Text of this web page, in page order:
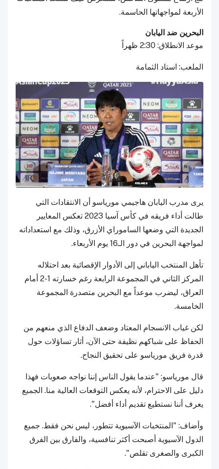
الأربعة لمواجهاتها الحاسمة.
البحرين ضد اليابان
موعد الانطلاق: 2:30 ظهراً
الملعب: استاد الثمامة
يرى مدرب اليابان هاجيمي مورياسو أن الانتقادات التي
طالت أداء فريقه في كأس آسيا 2023 تعكس المعايير
الجديدة التي وضعها الساموراي الأزرق، وذلك مع استعداداته
لمواجهة البحرين في دور الـ16 يوم الأربعاء.
تأهل المنتخب الياباني إلى الأدوار الإقصائية بعد احتلاله
المركز الثاني في المجموعة الرابعة رغم خسارته 1-2 أمام
العراق، ليضرب موعداً مع البحرين متصدرة المجموعة
الخامسة.
لكن غياب الانسجام المعتاد وضعف الدفاع الذي منعهم من
الحفاظ على شباكهم نظيفة حتى الآن، أثار تساؤلات حول
قدرة فريق مورياسو على تحقيق النجاح.
قال مورياسو: "عندما يقول الناس إننا نواجه صعوبات فهذا
دليل على الاحترام، لأنه يعكس التوقعات العالية منا. الجميع
يعرف أننا نستطيع تقديم أداء أفضل".
وأضاف: "المنتخبات الآسيوية تتطور، ليس نحن فقط. جميع
الدول الآسيوية أصبحت أكثر تنافسية، والفارق بين الفرق
الكبرى والصغرى تقلص".